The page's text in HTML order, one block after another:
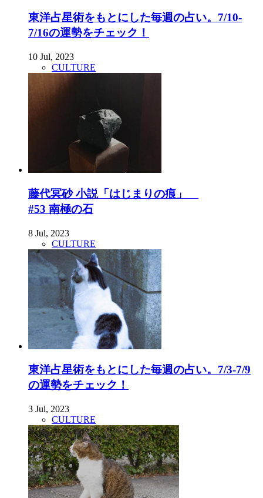
東洋占星術をもとにした毎週の占い。7/10-
7/16の運勢をチェック！
10 Jul, 2023
CULTURE
藤代冥砂 小説「はじまりの痕」
#53 南極の石
8 Jul, 2023
CULTURE
東洋占星術をもとにした毎週の占い。7/3-7/9
の運勢をチェック！
3 Jul, 2023
CULTURE